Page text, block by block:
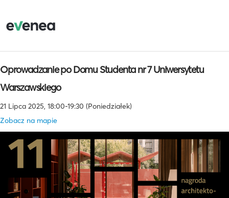
Oprowadzanie po Domu Studenta nr 7 Uniwersytetu
Warszawskiego
21 Lipca 2025, 18:00-19:30 (Poniedziałek)
Zobacz na mapie